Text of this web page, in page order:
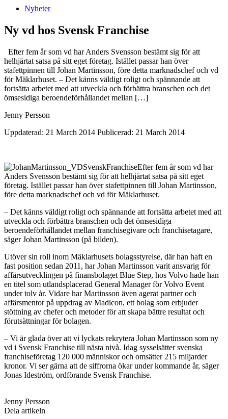
Nyheter
Ny vd hos Svensk Franchise
Efter fem år som vd har Anders Svensson bestämt sig för att
helhjärtat satsa på sitt eget företag. Istället passar han över
stafettpinnen till Johan Martinsson, före detta marknadschef och vd
för Mäklarhuset. – Det känns väldigt roligt och spännande att
fortsätta arbetet med att utveckla och förbättra branschen och det
ömsesidiga beroendeförhållandet mellan […]
Jenny Persson
Uppdaterad: 21 March 2014 Publicerad: 21 March 2014
Efter fem år som vd har
Anders Svensson bestämt sig för att helhjärtat satsa på sitt eget
företag. Istället passar han över stafettpinnen till Johan Martinsson,
före detta marknadschef och vd för Mäklarhuset.
– Det känns väldigt roligt och spännande att fortsätta arbetet med att
utveckla och förbättra branschen och det ömsesidiga
beroendeförhållandet mellan franchisegivare och franchisetagare,
säger Johan Martinsson (på bilden).
Utöver sin roll inom Mäklarhusets bolagsstyrelse, där han haft en
fast position sedan 2011, har Johan Martinsson varit ansvarig för
affärsutvecklingen på finansbolaget Blue Step, hos Volvo hade han
en titel som utlandsplacerad General Manager för Volvo Event
under tolv år. Vidare har Martinsson även agerat partner och
affärsmentor på uppdrag av Madicon, ett bolag som erbjuder
stöttning av chefer och metoder för att skapa bättre resultat och
förutsättningar för bolagen.
– Vi är glada över att vi lyckats rekrytera Johan Martinsson som ny
vd i Svensk Franchise till nästa nivå. Idag sysselsätter svenska
franchiseföretag 120 000 människor och omsätter 215 miljarder
kronor. Vi ser gärna att de siffrorna ökar under kommande år, säger
Jonas Ideström, ordförande Svensk Franchise.
Jenny Persson
Dela artikeln